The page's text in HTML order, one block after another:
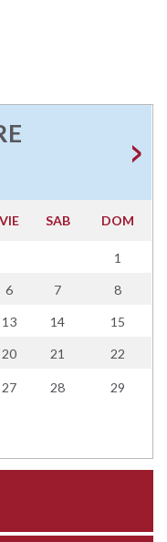
VIE SAB DOM
1
6 7 8
13 14 15
20 21 22
27 28 29